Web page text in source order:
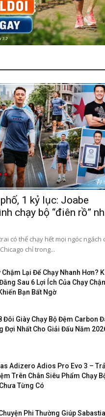
1 kỷ lục: Joabe
chạy bộ “điên rồ”
có thể chạy hết mọi ngóc ngách
chỉ trong...
Chậm Lại Để Chạy Nhanh Hơn?
Sau 6 Lợi Ích Của Chạy
Bạn Bất Ngờ
Đôi Giày Chạy Bộ Đệm Carbon
Đợi Nhất Cho Giải Đấu Năm
Adizero Adios Pro Evo 3 –
Trên Chân Siêu Phẩm Chạy
Từng Có
Phi Thường Giúp